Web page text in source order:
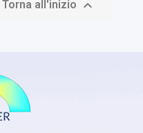
Torna all'inizio 